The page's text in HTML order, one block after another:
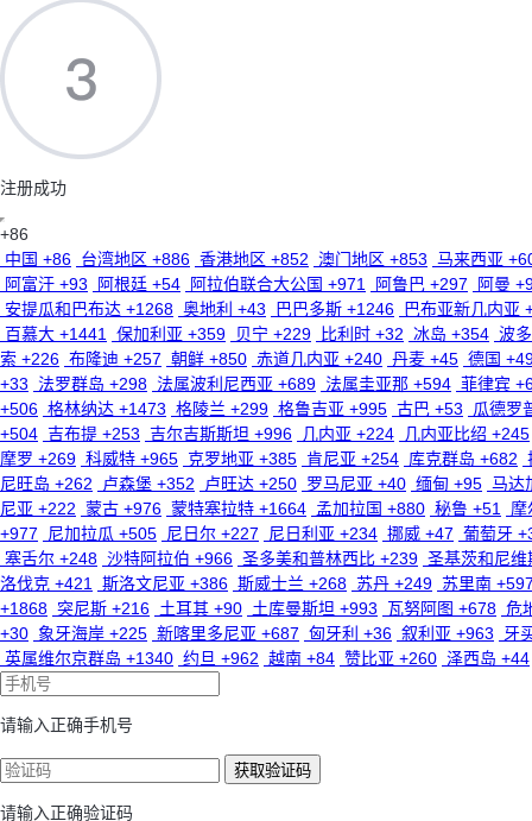
注册成功
+86
中国 +86 台湾地区 +886 香港地区 +852 澳门地区 +853 马来西亚
阿富汗 +93
阿根廷 +54 阿拉伯联合大公国 +971 阿鲁巴 +297
阿曼
安提瓜和巴布达 +1268 奥地利 +43 巴巴多斯 +1246
巴布亚新几内亚
百慕大 +1441
保加利亚 +359 贝宁 +229 比利时 +32 冰岛 +354 波
索 +226 布隆迪 +257 朝鲜 +850 赤道几内亚 +240 丹麦 +45 德国
+33
法罗群岛 +298 法属波利尼西亚 +689 法属圭亚那 +594 菲律宾
+506 格林纳达 +1473 格陵兰 +299 格鲁吉亚 +995 古巴 +53
瓜德罗
+504 吉布提 +253 吉尔吉斯斯坦 +996 几内亚 +224
几内亚比绍 +245
摩罗 +269 科威特 +965 克罗地亚 +385 肯尼亚 +254 库克群岛 +682
尼旺岛 +262
卢森堡 +352 卢旺达 +250 罗马尼亚 +40 缅甸 +95 马达
尼亚 +222 蒙古 +976 蒙特塞拉特 +1664 孟加拉国 +880 秘鲁 +51
摩
+977
尼加拉瓜 +505 尼日尔 +227 尼日利亚 +234 挪威 +47 葡萄牙
塞舌尔 +248 沙特阿拉伯 +966 圣多美和普林西比 +239 圣基茨和尼
洛伐克 +421
斯洛文尼亚 +386 斯威士兰 +268 苏丹 +249 苏里南
+1868 突尼斯 +216 土耳其 +90 土库曼斯坦 +993 瓦努阿图 +678 危
+30 象牙海岸 +225 新喀里多尼亚 +687 匈牙利 +36 叙利亚 +963
牙
英属维尔京群岛 +1340 约旦 +962 越南 +84 赞比亚 +260 泽西岛 +44
请输入正确手机号
获取验证码
请输入正确验证码